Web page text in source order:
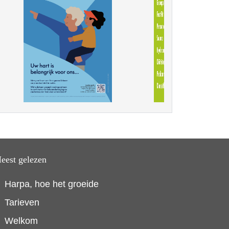
gelezen
Harpa, hoe het groeide
Tarieven
Welkom